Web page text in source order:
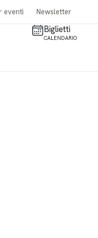
eventi Newsletter
Biglietti
CALENDARIO